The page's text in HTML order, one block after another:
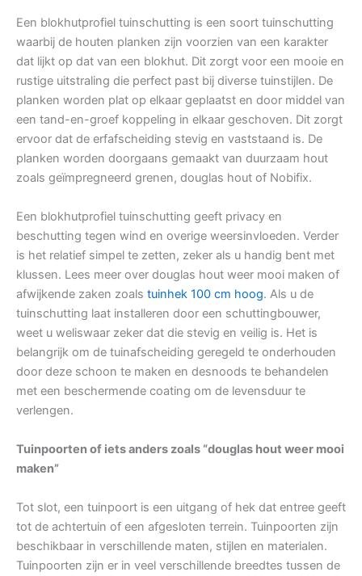
Een blokhutprofiel tuinschutting is een soort tuinschutting
waarbij de houten planken zijn voorzien van een karakter
dat lijkt op dat van een blokhut. Dit zorgt voor een mooie en
rustige uitstraling die perfect past bij diverse tuinstijlen. De
planken worden plat op elkaar geplaatst en door middel van
een tand-en-groef koppeling in elkaar geschoven. Dit zorgt
ervoor dat de erfafscheiding stevig en vaststaand is. De
planken worden doorgaans gemaakt van duurzaam hout
zoals geïmpregneerd grenen, douglas hout of Nobifix.
Een blokhutprofiel tuinschutting geeft privacy en
beschutting tegen wind en overige weersinvloeden. Verder
is het relatief simpel te zetten, zeker als u handig bent met
klussen. Lees meer over douglas hout weer mooi maken of
afwijkende zaken zoals tuinhek 100 cm hoog. Als u de
tuinschutting laat installeren door een schuttingbouwer,
weet u weliswaar zeker dat die stevig en veilig is. Het is
belangrijk om de tuinafscheiding geregeld te onderhouden
door deze schoon te maken en desnoods te behandelen
met een beschermende coating om de levensduur te
verlengen.
Tuinpoorten of iets anders zoals “douglas hout weer mooi
maken”
Tot slot, een tuinpoort is een uitgang of hek dat entree geeft
tot de achtertuin of een afgesloten terrein. Tuinpoorten zijn
beschikbaar in verschillende maten, stijlen en materialen.
Tuinpoorten zijn er in veel verschillende breedtes tussen de